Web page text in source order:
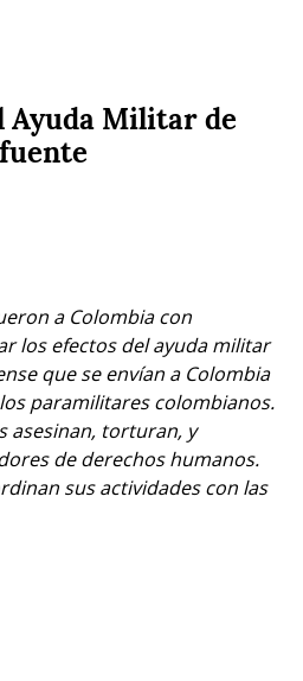
Ayuda Militar de
a Colombia con
los efectos del ayuda militar
que se envían a Colombia
paramilitares colombianos.
asesinan, torturan, y
de derechos humanos.
sus actividades con las